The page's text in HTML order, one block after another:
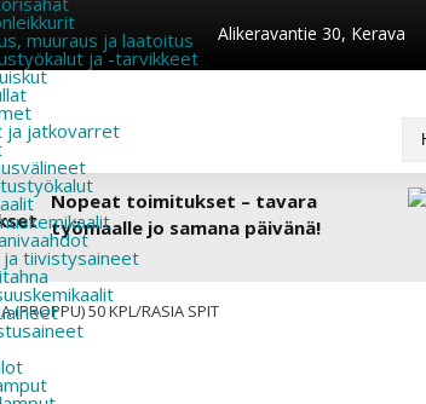
Alikeravantie 30, Kerava
muuraus ja laatoitus
ja -tarvikkeet
ja jatkovarret
ja tiivistysaineet
Nopeat toimitukset – tavara
työmaalle jo samana päivänä!
(PROPPU) 50 KPL/RASIA SPIT